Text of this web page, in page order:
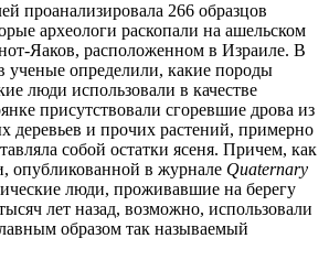
проанализировала 266 образцов
археологи раскопали на ашельском
Яаков, расположенном в Израиле. В
ученые определили, какие породы
люди использовали в качестве
присутствовали сгоревшие дрова из
деревьев и прочих растений, примерно
собой остатки ясеня. Причем, как
опубликованной в журнале Quaternary
люди, проживавшие на берегу
лет назад, возможно, использовали
образом так называемый